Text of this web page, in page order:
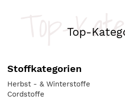
Top-
Top-
Stoffkategorien
Herbst - & Winterstoffe
Cordstoffe